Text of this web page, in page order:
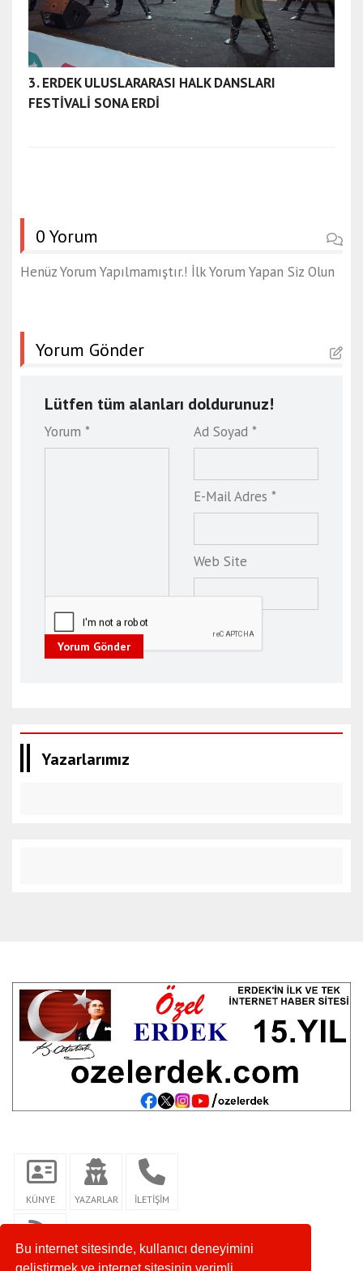
Bu internet sitesinde, kullanıcı deneyimini
geliştirmek ve internet sitesinin verimli
3. ERDEK ULUSLARARASI HALK DANSLARI
FESTİVALİ SONA ERDİ
0 Yorum
Henüz Yorum Yapılmamıştır.! İlk Yorum Yapan Siz Olun
Yorum Gönder
Lütfen tüm alanları doldurunuz!
Yorum * Ad Soyad *
E-Mail Adres *
Web Site
Yorum Gönder
Yazarlarımız
KÜNYE YAZARLAR İLETİŞİM